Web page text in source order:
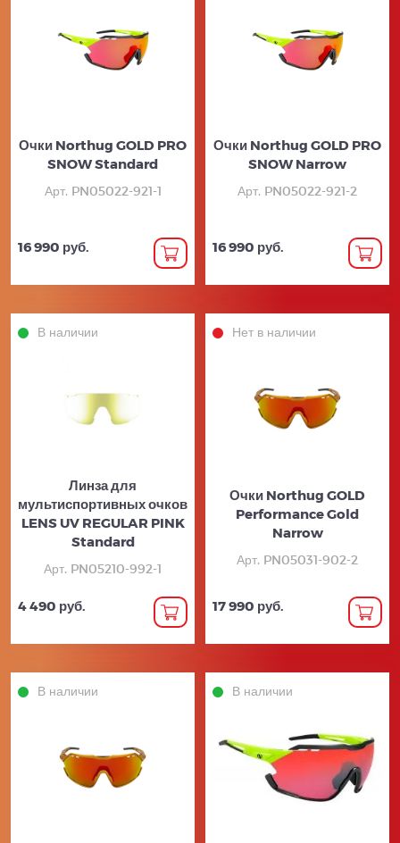
Очки Northug GOLD PRO
SNOW Standard
Арт. PN05022-921-1
16 990 руб.
Очки Northug GOLD PRO
SNOW Narrow
Арт. PN05022-921-2
16 990 руб.
В наличии
Линза для
мультиспортивных очков
LENS UV REGULAR PINK
Standard
Арт. PN05210-992-1
4 490 руб.
Нет в наличии
Очки Northug GOLD
Performance Gold
Narrow
Арт. PN05031-902-2
17 990 руб.
В наличии В наличии